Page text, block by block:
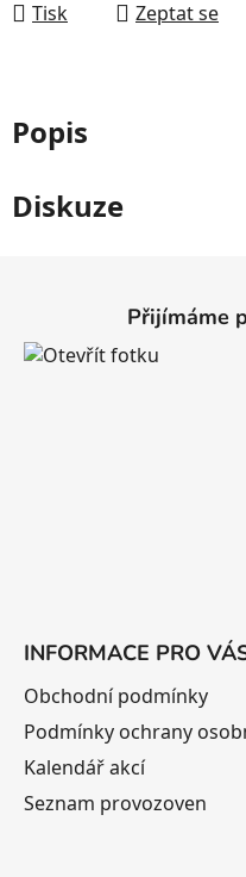
Tisk Zeptat se
Popis
Diskuze
Přijímáme
INFORMACE PRO
Obchodní podmínky
Podmínky ochrany
Kalendář akcí
Seznam provozoven